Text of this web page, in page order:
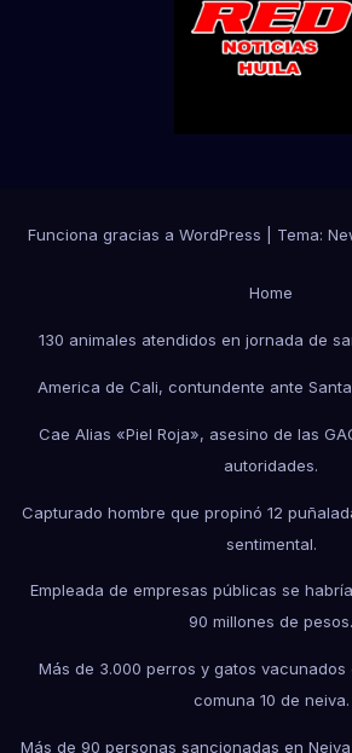
Funciona gracias a WordPress Tema:
Home
130 animales atendidos en jornada de
America de Cali, contundente ante
Cae Alias «Piel Roja», asesino de las
autoridades.
Capturado hombre que propinó 12
sentimental.
Empleada de empresas públicas se
90 millones de pesos.
Más de 3.000 perros y gatos
comuna 10 de neiva.
Más de 90 personas sancionadas en